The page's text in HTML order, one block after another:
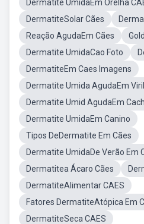
Dermatite UmidaEm Orelha
DermatiteSolar Cães
Reação AgudaEm Cães
Dermatite UmidaCao Foto
DermatiteEm Caes Imagens
Dermatite Umida AgudaEm
Dermatite Umid AgudaEm
Dermatite UmidaEm Canino
Tipos DeDermatite Em Cães
Dermatite UmidaDe Verão Em
Dermatitea Ácaro Cães
DermatiteAlimentar CAES
Fatores DermatiteAtópica Em
DermatiteSeca CAES